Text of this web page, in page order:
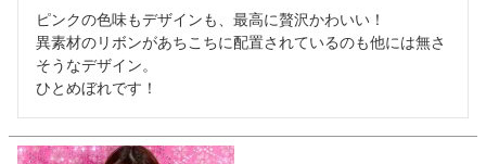
ピンクの色味もデザインも、最高に贅沢かわいい！
異素材のリボンがあちこちに配置されているのも他には無さ
そうなデザイン。